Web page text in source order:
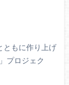
ともに作り上げ
プロジェク